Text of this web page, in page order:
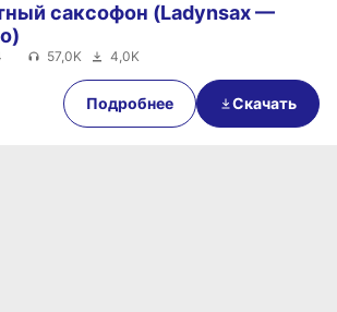
00:34
саксофон (Ladynsax —
57,0K 4,0K
Подробнее Скачать